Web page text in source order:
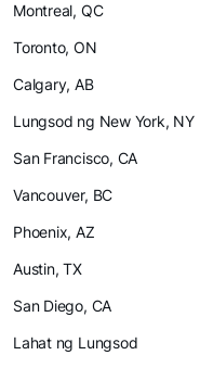
Montreal, QC
Toronto, ON
Calgary, AB
Lungsod ng New York, NY
San Francisco, CA
Vancouver, BC
Phoenix, AZ
Austin, TX
San Diego, CA
Lahat ng Lungsod